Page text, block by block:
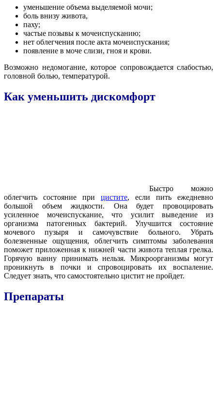
уменьшение объема выделяемой мочи;
боль внизу живота,
паху;
частые позывы к мочеиспусканию;
нет облегчения после акта мочеиспускания;
появление в моче слизи, гноя и крови.
Возможно недомогание, которое сопровождается слабостью,
головной болью, температурой.
Как уменьшить дискомфорт
Быстро можно
облегчить состояние при цистите, если пить ежедневно
большой объем жидкости. Она будет провоцировать
усиленное мочеиспускание, что усилит выведение из
организма патогенных бактерий. Улучшится состояние
мочевого пузыря и самочувствие больного. Убрать
болезненные ощущения, облегчить симптомы заболевания
поможет приложенная к нижней части живота теплая грелка.
Горячую ванну принимать нельзя. Микроорганизмы могут
проникнуть в почки и спровоцировать их воспаление.
Следует знать, что самостоятельно цистит не пройдет.
Препараты